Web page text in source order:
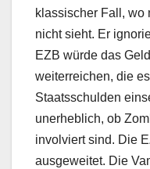
klassischer Fall, wo
nicht sieht. Er
EZB würde das
weiterreichen, die
Staatsschulden
unerheblich, ob
involviert sind. Die
ausgeweitet. Die